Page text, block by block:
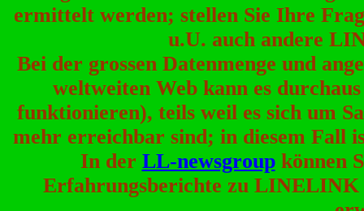
ermittelt werden; stellen Sie Ihre
u.U. auch andere
Bei der grossen Datenmenge und
weltweiten Web kann es
funktionieren), teils weil es sich um
mehr erreichbar sind; in diesem Fall
In der LL-newsgroupkönnen
Erfahrungsberichte zu